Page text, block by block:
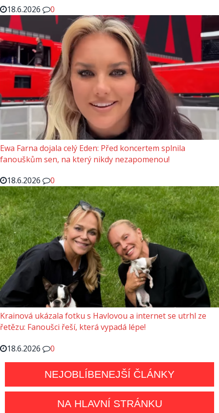
18.6.2026
0
Ewa Farna dojala celý Eden: Před koncertem splnila
fanouškům sen, na který nikdy nezapomenou!
18.6.2026
0
Krainová ukázala fotku s Havlovou a internet se utrhl ze
řetězu: Fanoušci řeší, která vypadá lépe!
18.6.2026
0
NEJOBLÍBENEJŠÍ ČLÁNKY
NA HLAVNÍ STRÁNKU